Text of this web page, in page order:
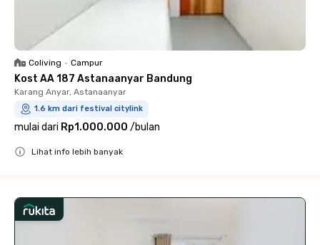
Coliving • Campur
Kost AA 187 Astanaanyar Bandung
Karang Anyar, Astanaanyar
1.6 km dari festival citylink
mulai dari Rp1.000.000 /bulan
Lihat info lebih banyak